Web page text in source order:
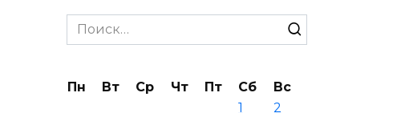
Search
for:
Пн Вт Ср Чт Пт Сб
Вс
1
2